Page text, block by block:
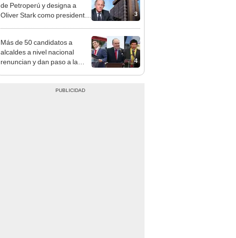
3
de Petroperú y designa a
Oliver Stark como presidente
4
Más de 50 candidatos a
alcaldes a nivel nacional
renuncian y dan paso a la